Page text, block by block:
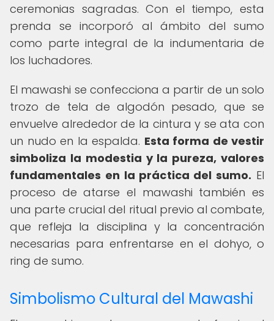
ceremonias sagradas. Con el tiempo, esta
prenda se incorporó al ámbito del sumo
como parte integral de la indumentaria de
los luchadores.
El mawashi se confecciona a partir de un solo
trozo de tela de algodón pesado, que se
envuelve alrededor de la cintura y se ata con
un nudo en la espalda. Esta forma de vestir
simboliza la modestia y la pureza, valores
fundamentales en la práctica del sumo. El
proceso de atarse el mawashi también es
una parte crucial del ritual previo al combate,
que refleja la disciplina y la concentración
necesarias para enfrentarse en el dohyo, o
ring de sumo.
Simbolismo Cultural del Mawashi